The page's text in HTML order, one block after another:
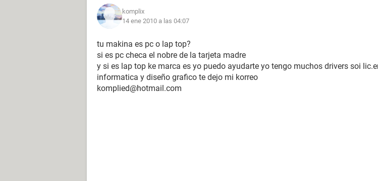
komplix
14 ene 2010 a las 04:07
tu makina es pc o lap top?
si es pc checa el nobre de la tarjeta madre
y si es lap top ke marca es yo puedo ayudarte yo tengo muchos drivers soi
informatica y diseño grafico te dejo mi korreo
komplied@hotmail.com